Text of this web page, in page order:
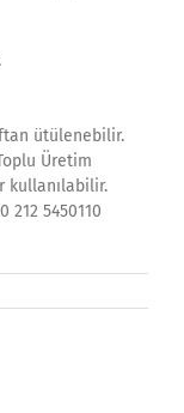
ütülenebilir.
Üretim
kullanılabilir.
5450110